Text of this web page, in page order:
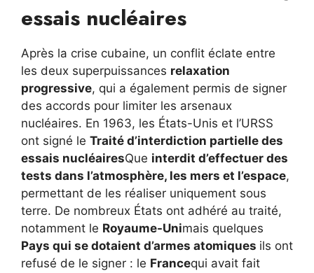
essais nucléaires
Après la crise cubaine, un conflit éclate entre
les deux superpuissances relaxation
progressive, qui a également permis de signer
des accords pour limiter les arsenaux
nucléaires. En 1963, les États-Unis et l’URSS
ont signé le Traité d’interdiction partielle des
essais nucléairesQue interdit d’effectuer des
tests dans l’atmosphère, les mers et l’espace,
permettant de les réaliser uniquement sous
terre. De nombreux États ont adhéré au traité,
notamment le Royaume-Unimais quelques
Pays qui se dotaient d’armes atomiques ils ont
refusé de le signer : le Francequi avait fait